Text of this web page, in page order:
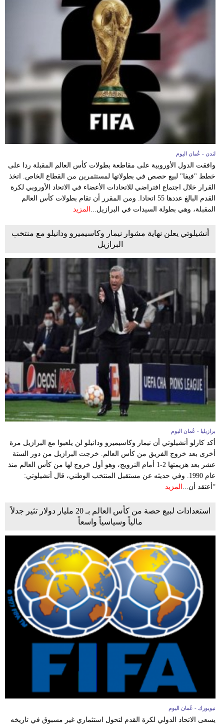
لندن - عُمان اليوم
وافقت الدول الأوروبية على مقاطعة بطولات كأس العالم المقبلة ردا على
خطط "فيفا" لبيع حصص في بطولاتها لمستثمرين من القطاع الخاص. اتخذ
القرار خلال اجتماع افتراضي للاتحادات الأعضاء في الاتحاد الأوروبي لكرة
القدم البالغ عددها 55 اتحادا. ومن المقرر أن تقام بطولات كأس العالم
المقبلة، وهي بطولة السيدات في البرازيل... المزيد
أنشيلوتي يعلن نهاية مشوار نيمار وكاسيميرو ودانيلو مع منتخب
البرازيل
برازيليا - عُمان اليوم
أكد كارلو أنشيلوتي أن نيمار وكاسيميرو ودانيلو لن يلعبوا مع البرازيل مرة
أخرى بعد خروج الفريق من كأس العالم. خرجت البرازيل من دور الستة
عشر بعد هزيمتها 2-1 أمام النرويج، وهو أول خروج لها من كأس العالم منذ
عام 1990. وفي حديثه عن مستقبل المنتخب الوطني، قال أنشيلوتي:
“أعتقد أن... المزيد
استعدادات لبيع حصة من كأس العالم بـ 20 مليار دولار تثير جدلاً
مالياً وسياسياً واسعاً
نيويورك - عُمان اليوم
يسعى الاتحاد الدولي لكرة القدم لتحول استثماري غير مسبوق في تاريخه